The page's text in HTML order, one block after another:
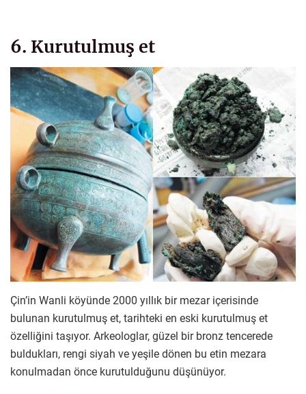
6. Kurutulmuş et
Çin’in Wanli köyünde 2000 yıllık bir mezar içerisinde
bulunan kurutulmuş et, tarihteki en eski kurutulmuş et
özelliğini taşıyor. Arkeologlar, güzel bir bronz tencerede
buldukları, rengi siyah ve yeşile dönen bu etin mezara
konulmadan önce kurutulduğunu düşünüyor.